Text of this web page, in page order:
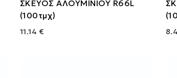
ΣΚΕΥΟΣ ΑΛΟΥΜΙΝΙΟΥ R66L
(100τμχ)
11.14 €